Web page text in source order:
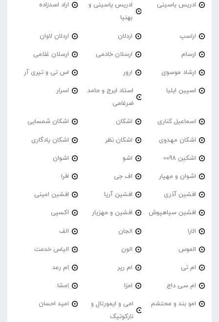
ادریس یاسینی
ادریس یاسینی و
بهنیا
اراد اسدزاده
اراسپ اردلان اردلان لاوان
ارسام ارسلان خادمی ارسلان غلامی
ارشاد موسوی ارور اس تی و تیری آر
اسپین ایلیا
استاد ایرج و حامد
ضرغامی
اسرار
اسماعیل کناری اشکان اشکان شمسایی
اشکان مهدوی اشکان نظر اشکان یادگاری
اشکین 0098 اشو اشوان
اشوان و مهیار اف جی افرا
افشین آذری افشین آریا افشین امینی
افشین سیاهپوش افشین و مهزیار اکسپی
الارا الجان الف
الموس الون الیاس خدمت
ام تی ام رپر اِم رعد
ام سی داج امزا اِمشا
امو بند و محتشم
امی و ایمورتال و
نارکوتیک
امید احسان